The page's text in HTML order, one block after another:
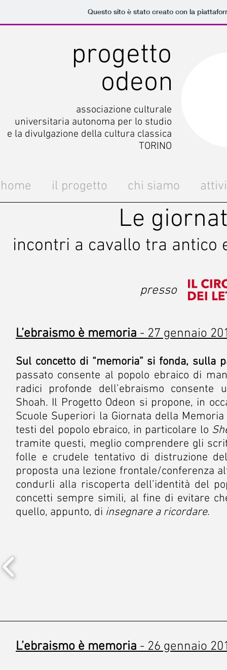
Questo sito è stato creato con la
progetto
odeon
associazione culturale
universitaria autonoma per lo studio
e la divulgazione della cultura classica
TORINO
home il progetto chi siamo
Le
incontri a cavallo tra antico
presso
L’ebraismo è memoria- 27 gennaio
Sul concetto di “memoria” si fonda, sulla
passato consente al popolo ebraico di
radici profonde dell’ebraismo
Shoah. Il Progetto Odeon si propone, in
Scuole Superiori la Giornata della
testi del popolo ebraico, in particolare lo
tramite questi, meglio comprendere gli
folle e crudele tentativo di distruzione
proposta una lezione frontale/conferenza
condurli alla riscoperta dell’identità del
concetti sempre simili, al fine di evitare
quello, appunto, di insegnare a ricordare.
L’ebraismo è memoria- 26 gennaio